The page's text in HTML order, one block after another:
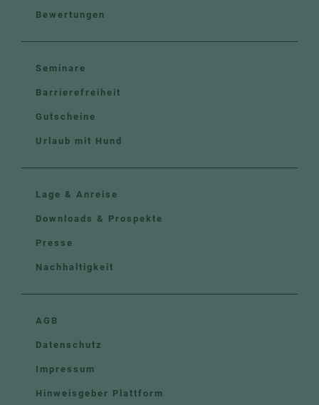
Bewertungen
Seminare
Barrierefreiheit
Gutscheine
Urlaub mit Hund
Lage & Anreise
Downloads & Prospekte
Presse
Nachhaltigkeit
AGB
Datenschutz
Impressum
Hinweisgeber Plattform